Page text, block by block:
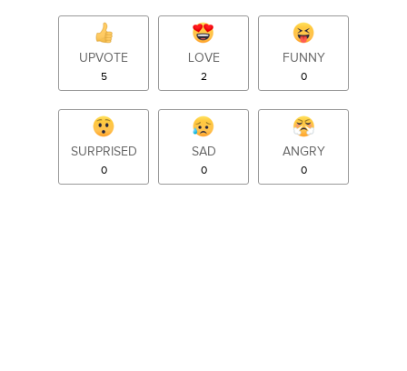
UPVOTE
5
LOVE
2
FUNNY
0
SURPRISED
0
SAD
0
ANGRY
0